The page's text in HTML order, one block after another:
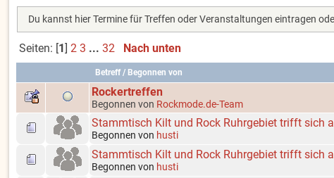
Du kannst hier Termine für Treffen oder Veranstaltungen eintragen
Seiten: [1] 2 3 ... 32 Nach unten
Betreff/ Begonnen von
Rockertreffen
Begonnen von Rockmode.de-Team
Stammtisch Kilt und Rock Ruhrgebiet trifft sich
Begonnen von husti
Stammtisch Kilt und Rock Ruhrgebiet trifft sich
Begonnen von husti